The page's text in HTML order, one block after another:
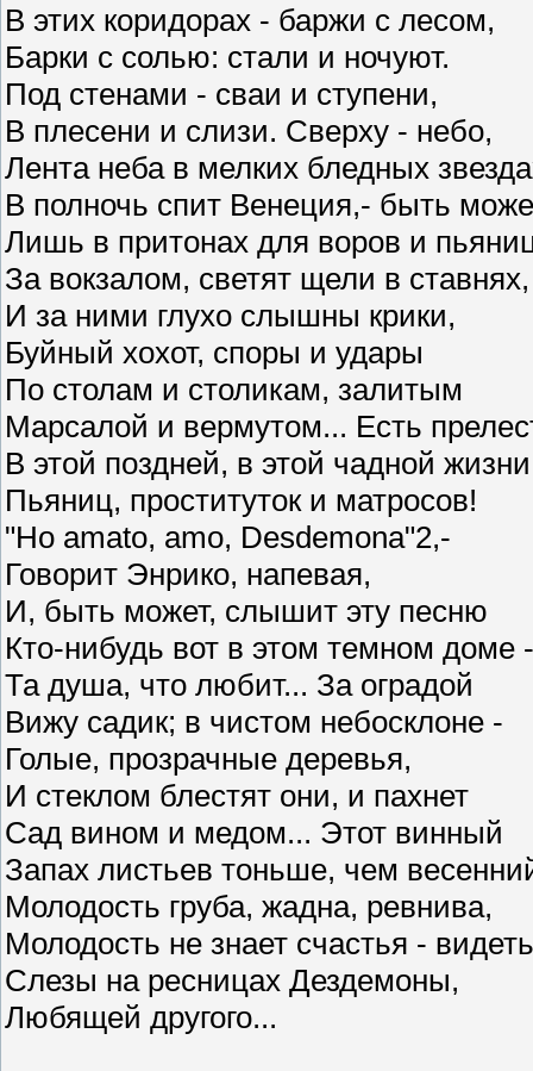
В этих коридорах - баржи с лесом,
Барки с солью: стали и ночуют.
Под стенами - сваи и ступени,
В плесени и слизи. Сверху - небо,
Лента неба в мелких бледных
В полночь спит Венеция,- быть
Лишь в притонах для воров и
За вокзалом, светят щели в ставнях,
И за ними глухо слышны крики,
Буйный хохот, споры и удары
По столам и столикам, залитым
Марсалой и вермутом... Есть
В этой поздней, в этой чадной жизни
Пьяниц, проституток и матросов!
"Но amato, amo, Desdemona"2,-
Говорит Энрико, напевая,
И, быть может, слышит эту песню
Кто-нибудь вот в этом темном доме -
Та душа, что любит... За оградой
Вижу садик; в чистом небосклоне -
Голые, прозрачные деревья,
И стеклом блестят они, и пахнет
Сад вином и медом... Этот винный
Запах листьев тоньше, чем
Молодость груба, жадна, ревнива,
Молодость не знает счастья - видеть
Слезы на ресницах Дездемоны,
Любящей другого...